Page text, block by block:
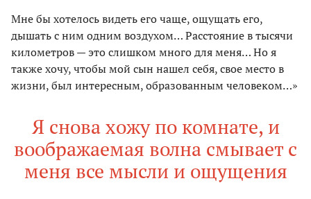
Мне бы хотелось видеть его чаще, ощущать его,
дышать с ним одним воздухом… Расстояние в тысячи
километров — это слишком много для меня… Но я
также хочу, чтобы мой сын нашел себя, свое место в
жизни, был интересным, образованным человеком…»
Я снова хожу по комнате, и
воображаемая волна смывает с
меня все мысли и ощущения